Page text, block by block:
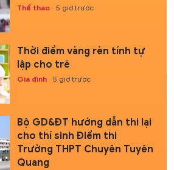
Thể thao 5 giờ trước
Thời điểm vàng rèn tính tự
lập cho trẻ
Gia đình 5 giờ trước
Bộ GD&ĐT hướng dẫn thi lại
cho thí sinh Điểm thi
Trường THPT Chuyên Tuyên
Quang